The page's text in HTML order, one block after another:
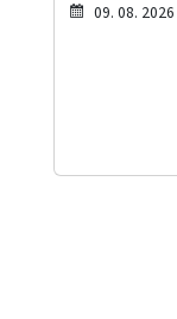
09. 08. 2026